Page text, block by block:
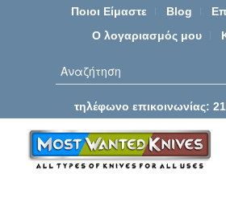
Ποιοι Είμαστε Blog
Ο λογαριασμός μου
τηλέφωνο επικοινωνίας: